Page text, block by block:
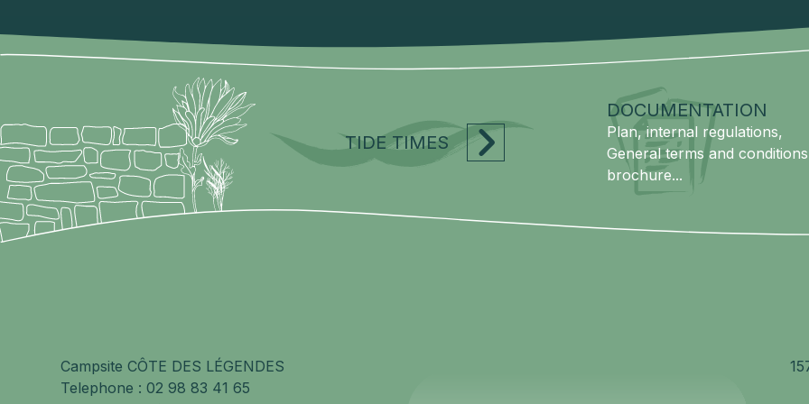
TIDE TIMES
DOCUMENTATION
Plan, internal regulations,
General terms and
brochure...
Campsite CÔTE DES LÉGENDES
Telephone :02 98 83 41 65